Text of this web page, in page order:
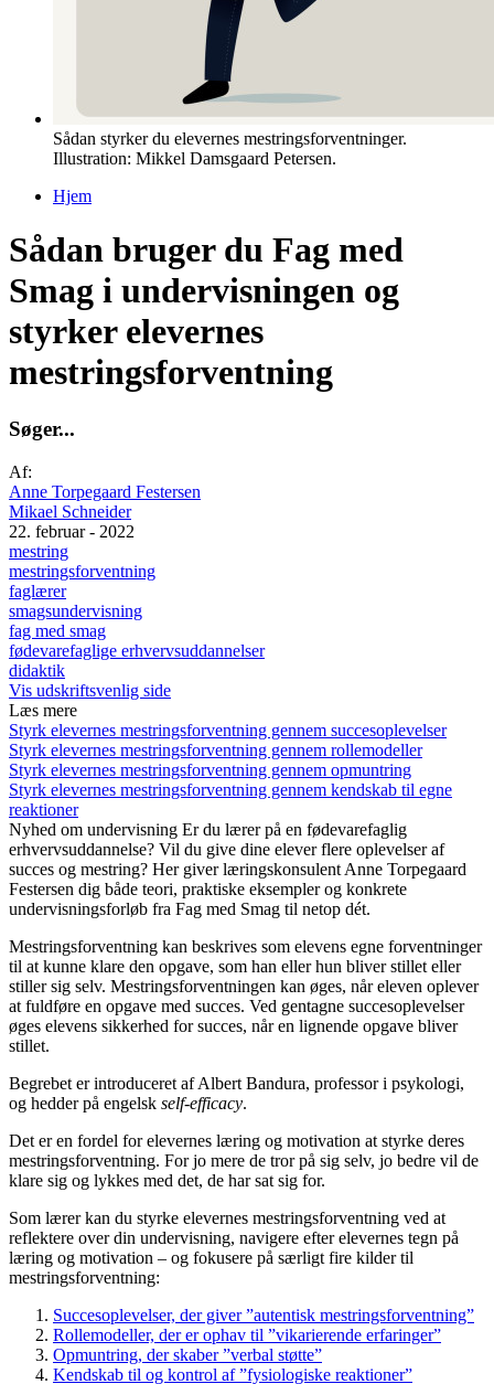
Sådan styrker du elevernes mestringsforventninger.
Illustration: Mikkel Damsgaard Petersen.
Hjem
Sådan bruger du Fag med
Smag i undervisningen og
styrker elevernes
mestringsforventning
Søger...
Af:
Anne Torpegaard Festersen
Mikael Schneider
22. februar - 2022
mestring
mestringsforventning
faglærer
smagsundervisning
fag med smag
fødevarefaglige erhvervsuddannelser
didaktik
Vis udskriftsvenlig side
Læs mere
Styrk elevernes mestringsforventning gennem succesoplevelser
Styrk elevernes mestringsforventning gennem rollemodeller
Styrk elevernes mestringsforventning gennem opmuntring
Styrk elevernes mestringsforventning gennem kendskab til egne
reaktioner
Nyhed om undervisning Er du lærer på en fødevarefaglig
erhvervsuddannelse? Vil du give dine elever flere oplevelser af
succes og mestring? Her giver læringskonsulent Anne Torpegaard
Festersen dig både teori, praktiske eksempler og konkrete
undervisningsforløb fra Fag med Smag til netop dét.
Mestringsforventning kan beskrives som elevens egne forventninger
til at kunne klare den opgave, som han eller hun bliver stillet eller
stiller sig selv. Mestringsforventningen kan øges, når eleven oplever
at fuldføre en opgave med succes. Ved gentagne succesoplevelser
øges elevens sikkerhed for succes, når en lignende opgave bliver
stillet.
Begrebet er introduceret af Albert Bandura, professor i psykologi,
og hedder på engelsk self-efficacy.
Det er en fordel for elevernes læring og motivation at styrke deres
mestringsforventning. For jo mere de tror på sig selv, jo bedre vil de
klare sig og lykkes med det, de har sat sig for.
Som lærer kan du styrke elevernes mestringsforventning ved at
reflektere over din undervisning, navigere efter elevernes tegn på
læring og motivation – og fokusere på særligt fire kilder til
mestringsforventning:
Succesoplevelser, der giver ”autentisk mestringsforventning”
Rollemodeller, der er ophav til ”vikarierende erfaringer”
Opmuntring, der skaber ”verbal støtte”
Kendskab til og kontrol af ”fysiologiske reaktioner”